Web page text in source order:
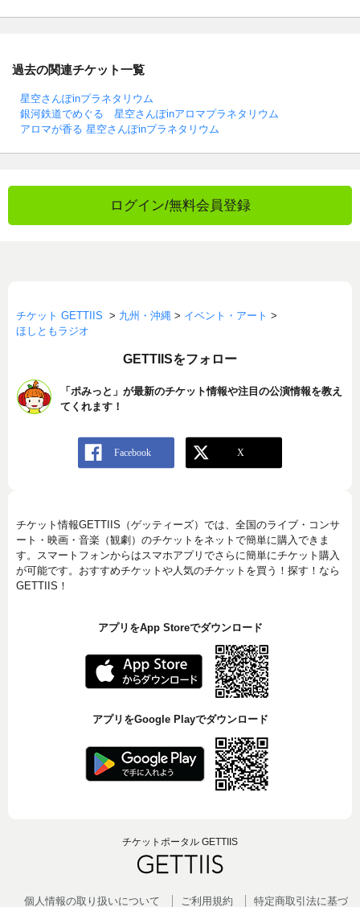
過去の関連チケット一覧
星空さんぽinプラネタリウム
銀河鉄道でめぐる 星空さんぽinアロマプラネタリウム
アロマが香る 星空さんぽinプラネタリウム
ログイン/無料会員登録
チケット GETTIIS > 九州・沖縄 > イベント・アート >
ほしともラジオ
GETTIISをフォロー
「ポみっと」が最新のチケット情報や注目の公演情報を教え
てくれます！
チケット情報GETTIIS（ゲッティーズ）では、全国のライブ・コンサ
ート・映画・音楽（観劇）のチケットをネットで簡単に購入できま
す。スマートフォンからはスマホアプリでさらに簡単にチケット購入
が可能です。おすすめチケットや人気のチケットを買う！探す！なら
GETTIIS！
アプリをApp Storeでダウンロード
アプリをGoogle Playでダウンロード
チケットポータル GETTIIS
個人情報の取り扱いについて ご利用規約 特定商取引法に基づ